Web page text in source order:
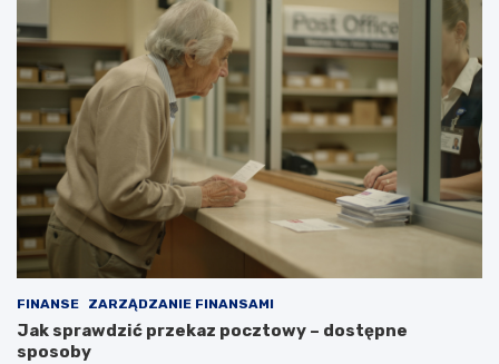
FINANSE ZARZĄDZANIE FINANSAMI
Jak sprawdzić przekaz pocztowy – dostępne
sposoby